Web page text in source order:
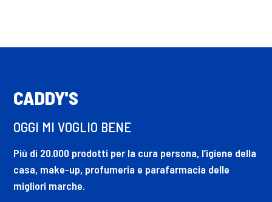
CADDY'S
OGGI MI VOGLIO BENE
Più di 20.000 prodotti per la cura persona, l’igiene della
casa, make-up, profumeria e parafarmacia delle
migliori marche.